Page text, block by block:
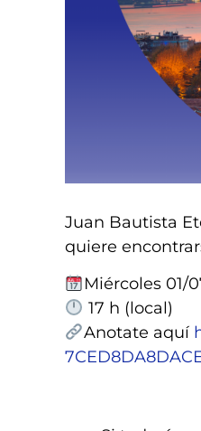
Juan Bautista
quiere
Miércoles 01/
17 h (local)
Anotate aquí